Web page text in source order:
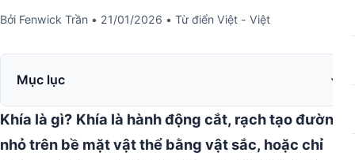
Bởi Fenwick Trần • 21/01/2026 • Từ điển Việt - Việt
Mục lục
Khía là gì? Khía là hành động cắt, rạch tạo đường
nhỏ trên bề mặt vật thể bằng vật sắc, hoặc chỉ